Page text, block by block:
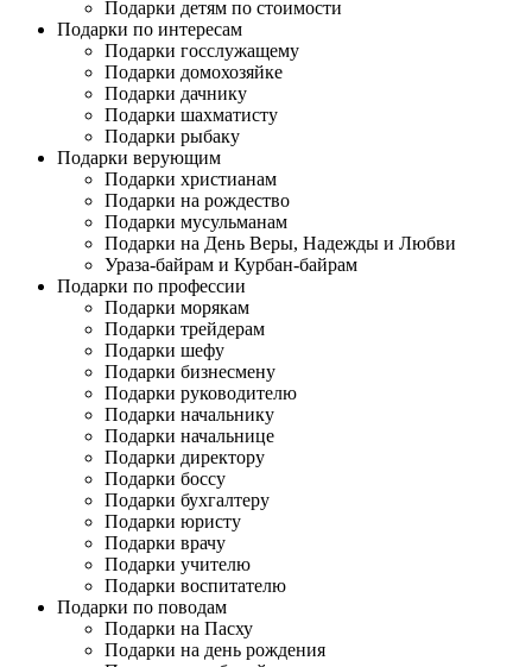
Подарки детям по стоимости
Подарки по интересам
Подарки госслужащему
Подарки домохозяйке
Подарки дачнику
Подарки шахматисту
Подарки рыбаку
Подарки верующим
Подарки христианам
Подарки на рождество
Подарки мусульманам
Подарки на День Веры, Надежды и Любви
Ураза-байрам и Курбан-байрам
Подарки по профессии
Подарки морякам
Подарки трейдерам
Подарки шефу
Подарки бизнесмену
Подарки руководителю
Подарки начальнику
Подарки начальнице
Подарки директору
Подарки боссу
Подарки бухгалтеру
Подарки юристу
Подарки врачу
Подарки учителю
Подарки воспитателю
Подарки по поводам
Подарки на Пасху
Подарки на день рождения